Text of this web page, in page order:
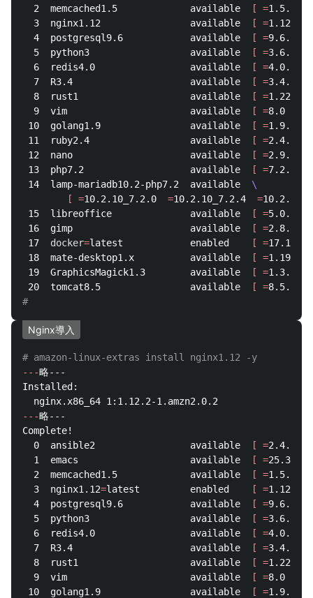
  2  memcached1.5             available
[ =1.5.1
  3  nginx1.12                available
[ =1.12.2
  4  postgresql9.6            available
[ =9.6.6
  5  python3                  available
[ =3.6.2
  6  redis4.0                 available
[ =4.0.5
  7  R3.4                     available
[ =3.4.3
  8  rust1                    available
[ =1.22.1
  9  vim                      available
[ =8.0
10  golang1.9                available
[ =1.9.2
11  ruby2.4                  available
[ =2.4.2
12  nano                     available
[ =2.9.1
13  php7.2                   available
[ =7.2.0
14  lamp-mariadb10.2-php7.2  available \
[
=10.2.10_7.2.0 =10.2.10_7.2.4 =
15  libreoffice              available
[ =
16  gimp                     available
[ =2.8.22
17 docker=latest            enabled [ =
18  mate-desktop1.x          available
[ =1.19.0
19  GraphicsMagick1.3        available
[ =1.3.29
20  tomcat8.5                available
[ =8.5.31
#
Nginx導入
# amazon-linux-extras install nginx1.12 -y
---略---
Installed:
---略---
Complete!
  0  ansible2                 available
[ =2.4.2
  1  emacs                    available
[ =25.3
  2  memcached1.5             available
[ =1.5.1
  3  nginx1.12
=latest         enabled [ =1.12.2
  4  postgresql9.6            available
[ =9.6.6
  5  python3                  available
[ =3.6.2
  6  redis4.0                 available
[ =4.0.5
  7  R3.4                     available
[ =3.4.3
  8  rust1                    available
[ =1.22.1
  9  vim                      available
[ =8.0
10  golang1.9                available
[ =1.9.2